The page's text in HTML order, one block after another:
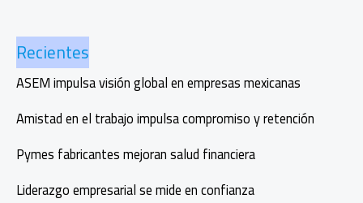
luz,
arte
y
memoria
para
honrar
a
los
muertos
Recientes
ASEM impulsa visión global en empresas mexicanas
Amistad en el trabajo impulsa compromiso y retención
Pymes fabricantes mejoran salud financiera
Liderazgo empresarial se mide en confianza